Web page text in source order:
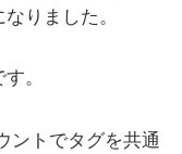
りました。
。
ントでタグを共通